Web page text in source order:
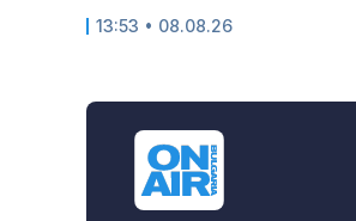
13:53 • 08.08.26